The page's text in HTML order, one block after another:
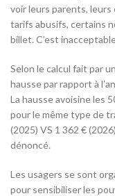
voir leurs parents,
tarifs abusifs, certains
billet. C’est
Selon le calcul fait par
hausse par rapport à
La hausse avoisine les
pour le même type de
(2025) VS 1 362 €
dénoncé.
Les usagers se sont
pour sensibiliser les